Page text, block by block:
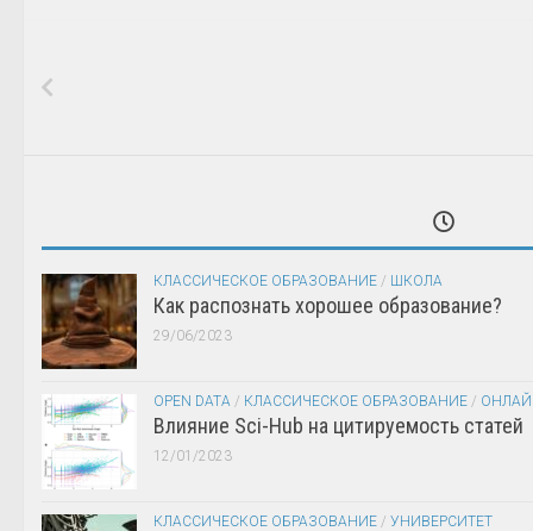
КЛАССИЧЕСКОЕ ОБРАЗОВАНИЕ / ШКОЛА
Как распознать хорошее образование?
29/06/2023
OPEN DATA / КЛАССИЧЕСКОЕ ОБРАЗОВАНИЕ /
Влияние Sci-Hub на цитируемость статей
12/01/2023
КЛАССИЧЕСКОЕ ОБРАЗОВАНИЕ / УНИВЕРСИТЕТ